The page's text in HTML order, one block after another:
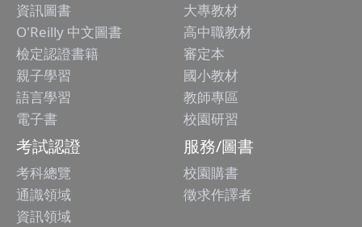
資訊圖書
O'Reilly 中文圖書
檢定認證書籍
親子學習
語言學習
電子書
大專教材
高中職教材
審定本
國小教材
教師專區
校園研習
考試認證
考科總覽
通識領域
資訊領域
服務/圖書
校園購書
徵求作譯者